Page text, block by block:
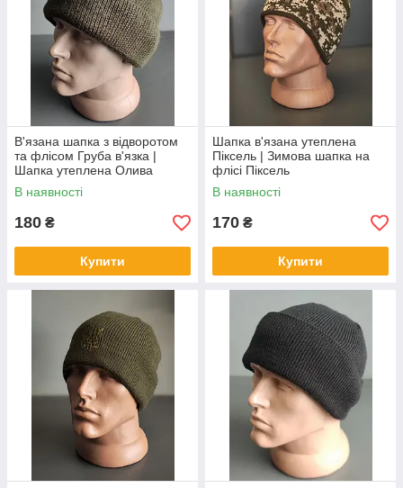
В'язана шапка з відворотом
та флісом Груба в'язка |
Шапка утеплена Олива
В наявності
180 ₴
Купити
Шапка в'язана утеплена
Піксель | Зимова шапка на
флісі Піксель
В наявності
170 ₴
Купити